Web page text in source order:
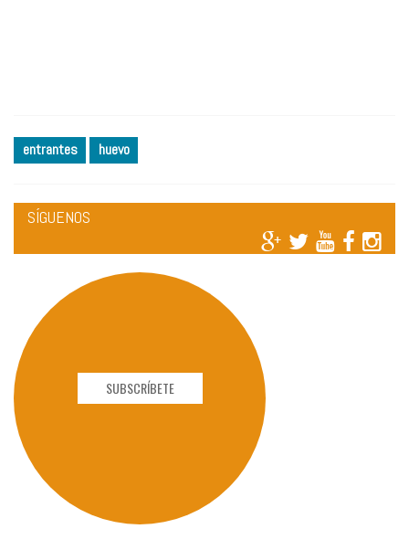
entrantes huevo
SÍGUENOS
SUBSCRÍBETE